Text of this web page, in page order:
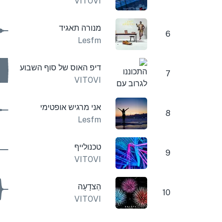
6
מנורה תאגיד
Lesfm
7
דיפ האוס של סוף השבוע
VITOVI
8
אני מרגיש אופטימי
Lesfm
9
טכנולייף
VITOVI
10
הַצדָעָה
VITOVI